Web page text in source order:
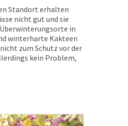
Standort erhalten
nicht gut und sie
in
winterharte Kakteen
zum Schutz vor der
kein Problem,